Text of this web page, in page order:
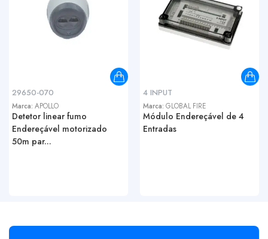
29650-070
Marca: APOLLO
Detetor linear fumo
Endereçável motorizado
50m par...
4 INPUT
Marca: GLOBAL FIRE
Módulo Endereçável de 4
Entradas